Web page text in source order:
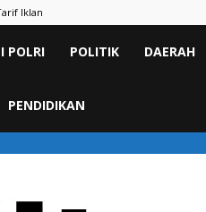
Iklan
POLRI POLITIK DAERAH
PENDIDIKAN